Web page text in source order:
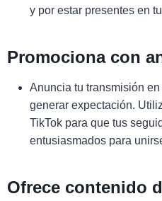
y por estar presentes en
Promociona con
Anuncia tu transmisión
generar expectación.
TikTok para que tus
entusiasmados para
Ofrece contenido